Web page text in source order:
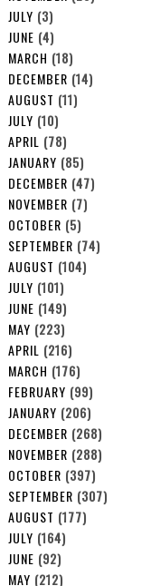
JULY (3)
JUNE (4)
MARCH (18)
DECEMBER (14)
AUGUST (11)
JULY (10)
APRIL (78)
JANUARY (85)
DECEMBER (47)
NOVEMBER (7)
OCTOBER (5)
SEPTEMBER (74)
AUGUST (104)
JULY (101)
JUNE (149)
MAY (223)
APRIL (216)
MARCH (176)
FEBRUARY (99)
JANUARY (206)
DECEMBER (268)
NOVEMBER (288)
OCTOBER (397)
SEPTEMBER (307)
AUGUST (177)
JULY (164)
JUNE (92)
MAY (212)